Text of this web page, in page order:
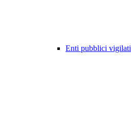
Enti pubblici vigilati